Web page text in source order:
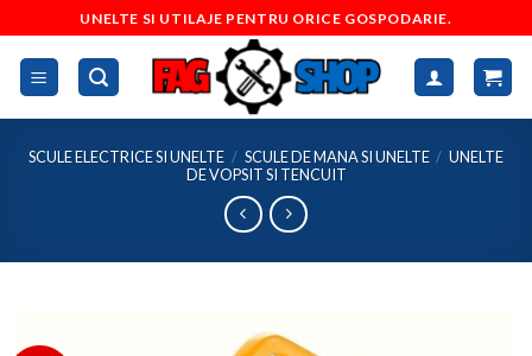
to
content
UNELTE SI UTILAJE PENTRU ORICE GOSPODARIE.
SCULE ELECTRICE SI UNELTE / SCULE DE MANA SI UNELTE / UNELTE
DE VOPSIT SI TENCUIT